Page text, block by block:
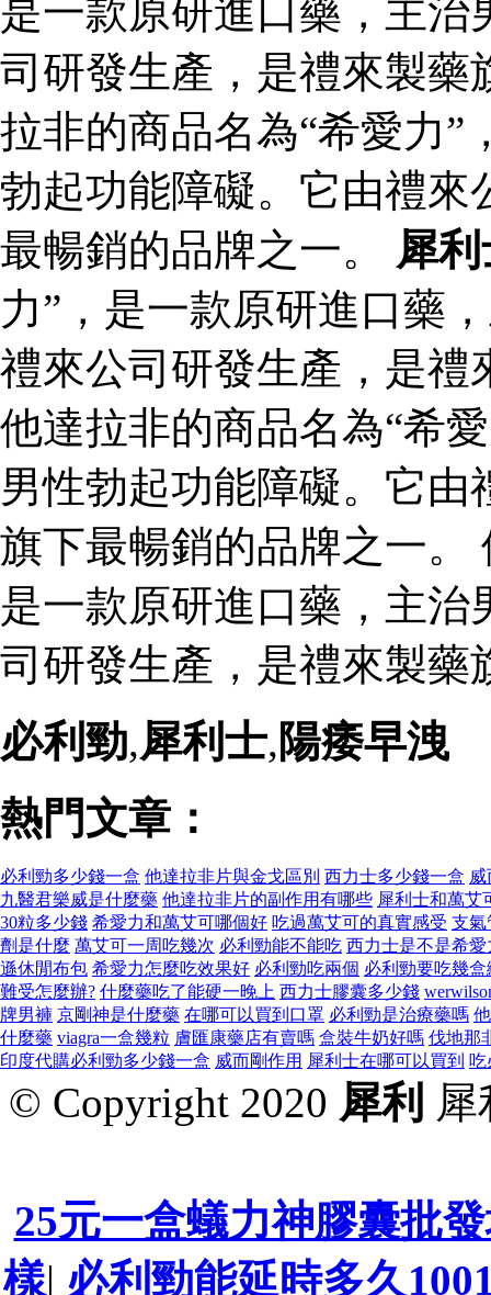
是一款原研進口藥，主
司研發生產，是禮來製藥
拉非的商品名為“希愛力”
勃起功能障礙。它由禮來
最暢銷的品牌之一。 犀
力”，是一款原研進口藥
禮來公司研發生產，是禮
他達拉非的商品名為“希
男性勃起功能障礙。它
旗下最暢銷的品牌之一。
是一款原研進口藥，主
司研發生產，是禮來製藥
必利勁,犀利士, 陽痿早洩
熱門文章：
必利勁多少錢一盒 他達拉非片與金戈區別 西力士多少錢一盒
九醫君樂威是什麼藥 他達拉非片的副作用有哪些 犀利士和萬艾
30粒多少錢 希愛力和萬艾可哪個好 吃過萬艾可的真實感受 支氣
劑是什麼 萬艾可一周吃幾次 必利勁能不能吃 西力士是不是希愛
遜休閒布包 希愛力怎麼吃效果好 必利勁吃兩個 必利勁要吃幾盒
難受怎麼辦? 什麼藥吃了能硬一晚上 西力士膠囊多少錢
牌男褲 京剛神是什麼藥 在哪可以買到口罩 必利勁是治療藥嗎
什麼藥 viagra一盒幾粒 膚匯康藥店有賣嗎 盒裝牛奶好嗎 伐地那
印度代購必利勁多少錢一盒 威而剛作用 犀利士在哪可以買到 吃
© Copyright 2020 犀利
25元一盒蟻力神膠囊批
樣| 必利勁能延時多久